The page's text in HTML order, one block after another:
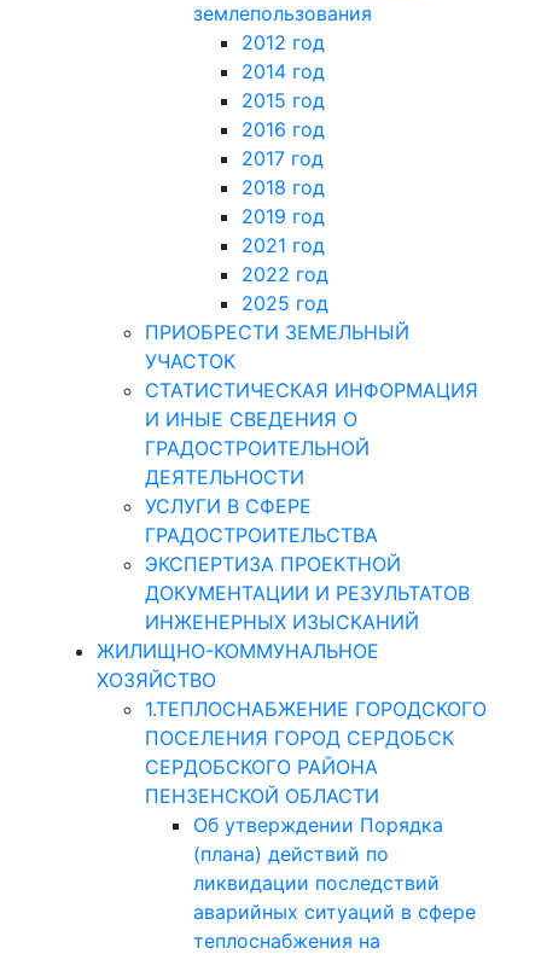
землепользования
2012 год
2014 год
2015 год
2016 год
2017 год
2018 год
2019 год
2021 год
2022 год
2025 год
ПРИОБРЕСТИ ЗЕМЕЛЬНЫЙ
УЧАСТОК
СТАТИСТИЧЕСКАЯ ИНФОРМАЦИЯ
И ИНЫЕ СВЕДЕНИЯ О
ГРАДОСТРОИТЕЛЬНОЙ
ДЕЯТЕЛЬНОСТИ
УСЛУГИ В СФЕРЕ
ГРАДОСТРОИТЕЛЬСТВА
ЭКСПЕРТИЗА ПРОЕКТНОЙ
ДОКУМЕНТАЦИИ И РЕЗУЛЬТАТОВ
ИНЖЕНЕРНЫХ ИЗЫСКАНИЙ
ЖИЛИЩНО-КОММУНАЛЬНОЕ
ХОЗЯЙСТВО
1.ТЕПЛОСНАБЖЕНИЕ ГОРОДСКОГО
ПОСЕЛЕНИЯ ГОРОД СЕРДОБСК
СЕРДОБСКОГО РАЙОНА
ПЕНЗЕНСКОЙ ОБЛАСТИ
Об утверждении Порядка
(плана) действий по
ликвидации последствий
аварийных ситуаций в сфере
теплоснабжения на